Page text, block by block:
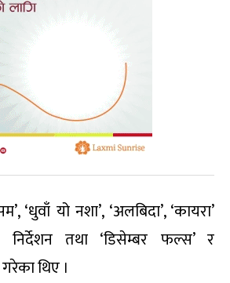
यो नशा’, ‘अलबिदा’, ‘कायरा’
तथा ‘डिसेम्बर फल्स’ र
थिए ।